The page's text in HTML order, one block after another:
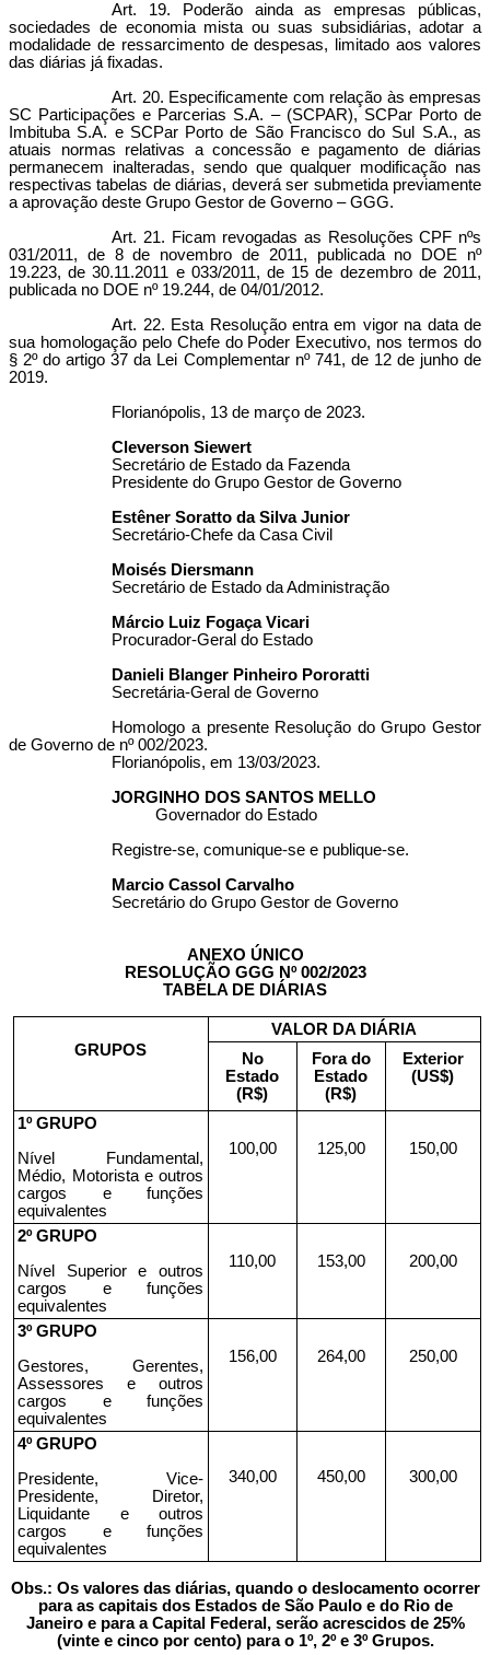
Art. 19. Poderão ainda as empresas públicas,
sociedades de economia mista ou suas subsidiárias, adotar a
modalidade de ressarcimento de despesas, limitado aos valores
das diárias já fixadas.
Art. 20. Especificamente com relação às empresas
SC Participações e Parcerias S.A. – (SCPAR), SCPar Porto de
Imbituba S.A. e SCPar Porto de São Francisco do Sul S.A., as
atuais normas relativas a concessão e pagamento de diárias
permanecem inalteradas, sendo que qualquer modificação nas
respectivas tabelas de diárias, deverá ser submetida previamente
a aprovação deste Grupo Gestor de Governo – GGG.
Art. 21. Ficam revogadas as Resoluções CPF nºs
031/2011, de 8 de novembro de 2011, publicada no DOE nº
19.223, de 30.11.2011 e 033/2011, de 15 de dezembro de 2011,
publicada no DOE nº 19.244, de 04/01/2012.
Art. 22. Esta Resolução entra em vigor na data de
sua homologação pelo Chefe do Poder Executivo, nos termos do
§ 2º do artigo 37 da Lei Complementar nº 741, de 12 de junho de
2019.
Florianópolis, 13 de março de 2023.
Cleverson Siewert
Secretário de Estado da Fazenda
Presidente do Grupo Gestor de Governo
Estêner Soratto da Silva Junior
Secretário-Chefe da Casa Civil
Moisés Diersmann
Secretário de Estado da Administração
Márcio Luiz Fogaça Vicari
Procurador-Geral do Estado
Danieli Blanger Pinheiro Pororatti
Secretária-Geral de Governo
Homologo a presente Resolução do Grupo Gestor
de Governo de nº 002/2023.
Florianópolis, em 13/03/2023.
JORGINHO DOS SANTOS MELLO
Governador do Estado
Registre-se, comunique-se e publique-se.
Marcio Cassol Carvalho
Secretário do Grupo Gestor de Governo
ANEXO ÚNICO
RESOLUÇÃO GGG Nº 002/2023
TABELA DE DIÁRIAS
GRUPOS
VALOR DA DIÁRIA
No
Estado
(R$)
Fora do
Estado
(R$)
Exterior
(US$)
1º GRUPO
Nível Fundamental,
Médio, Motorista e outros
cargos e funções
equivalentes
100,00 125,00 150,00
2º GRUPO
Nível Superior e outros
cargos e funções
equivalentes
110,00 153,00 200,00
3º GRUPO
Gestores, Gerentes,
Assessores e outros
cargos e funções
equivalentes
156,00 264,00 250,00
4º GRUPO
Presidente, Vice-
Presidente, Diretor,
Liquidante e outros
cargos e funções
equivalentes
340,00 450,00 300,00
Obs.: Os valores das diárias, quando o deslocamento ocorrer
para as capitais dos Estados de São Paulo e do Rio de
Janeiro e para a Capital Federal, serão acrescidos de 25%
(vinte e cinco por cento) para o 1º, 2º e 3º Grupos.